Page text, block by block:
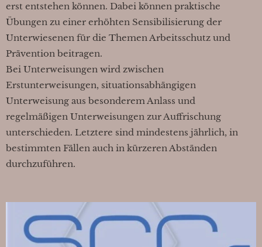
erst entstehen können. Dabei können praktische
Übungen zu einer erhöhten Sensibilisierung der
Unterwiesenen für die Themen Arbeitsschutz und
Prävention beitragen.
Bei Unterweisungen wird zwischen
Erstunterweisungen, situationsabhängigen
Unterweisung aus besonderem Anlass und
regelmäßigen Unterweisungen zur Auffrischung
unterschieden. Letztere sind mindestens jährlich, in
bestimmten Fällen auch in kürzeren Abständen
durchzuführen.